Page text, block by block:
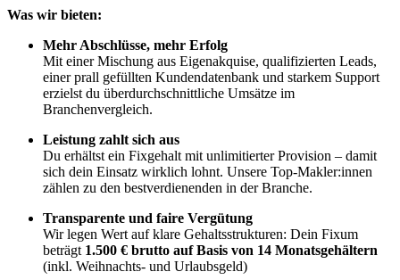
Was wir bieten:
Mehr Abschlüsse, mehr Erfolg
Mit einer Mischung aus Eigenakquise, qualifizierten Leads,
einer prall gefüllten Kundendatenbank und starkem Support
erzielst du überdurchschnittliche Umsätze im
Branchenvergleich.
Leistung zahlt sich aus
Du erhältst ein Fixgehalt mit unlimitierter Provision – damit
sich dein Einsatz wirklich lohnt. Unsere Top-Makler:innen
zählen zu den bestverdienenden in der Branche.
Transparente und faire Vergütung
Wir legen Wert auf klare Gehaltsstrukturen: Dein Fixum
beträgt 1.500 € brutto auf Basis von 14 Monatsgehältern
(inkl. Weihnachts- und Urlaubsgeld)